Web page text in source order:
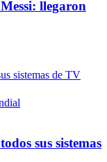
llegaron
sus sistemas